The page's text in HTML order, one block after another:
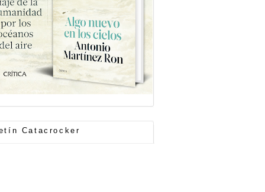
Catacrocker